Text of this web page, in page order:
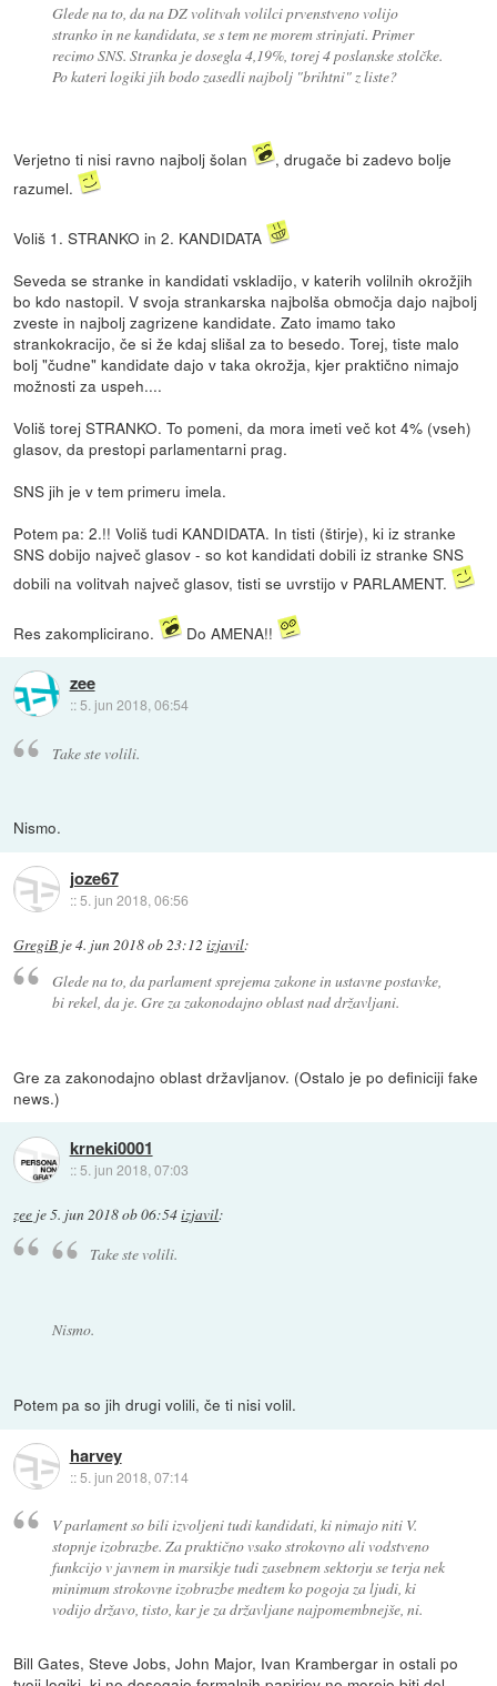
Glede na to, da na DZ volitvah volilci prvenstveno volijo
stranko in ne kandidata, se s tem ne morem strinjati. Primer
recimo SNS. Stranka je dosegla 4,19%, torej 4 poslanske stolčke.
Po kateri logiki jih bodo zasedli najbolj "brihtni" z liste?
Verjetno ti nisi ravno najbolj šolan
, drugače bi zadevo bolje
razumel.
Voliš 1. STRANKO in 2. KANDIDATA
Seveda se stranke in kandidati vskladijo, v katerih volilnih okrožjih
bo kdo nastopil. V svoja strankarska najbolša območja dajo najbolj
zveste in najbolj zagrizene kandidate. Zato imamo tako
strankokracijo, če si že kdaj slišal za to besedo. Torej, tiste malo
bolj "čudne" kandidate dajo v taka okrožja, kjer praktično nimajo
možnosti za uspeh....
Voliš torej STRANKO. To pomeni, da mora imeti več kot 4% (vseh)
glasov, da prestopi parlamentarni prag.
SNS jih je v tem primeru imela.
Potem pa: 2.!! Voliš tudi KANDIDATA. In tisti (štirje), ki iz stranke
SNS dobijo največ glasov - so kot kandidati dobili iz stranke SNS
dobili na volitvah največ glasov, tisti se uvrstijo v PARLAMENT.
Res zakomplicirano. Do AMENA!!
zee
:: 5. jun 2018, 06:54
Take ste volili.
Nismo.
joze67
::5. jun 2018, 06:56
GregiB je4. jun 2018 ob 23:12 izjavil:
Glede na to, da parlament sprejema zakone in ustavne postavke,
bi rekel, da je. Gre za zakonodajno oblast nad državljani.
Gre za zakonodajno oblast državljanov. (Ostalo je po definiciji fake
news.)
krneki0001
:: 5. jun 2018, 07:03
zee je5. jun 2018 ob 06:54izjavil:
Take ste volili.
Nismo.
Potem pa so jih drugi volili, če ti nisi volil.
harvey
::5. jun 2018, 07:14
V parlament so bili izvoljeni tudi kandidati, ki nimajo niti V.
stopnje izobrazbe. Za praktično vsako strokovno ali vodstveno
funkcijo v javnem in marsikje tudi zasebnem sektorju se terja nek
minimum strokovne izobrazbe medtem ko pogoja za ljudi, ki
vodijo državo, tisto, kar je za državljane najpomembnejše, ni.
Bill Gates, Steve Jobs, John Major, Ivan Krambergar in ostali po